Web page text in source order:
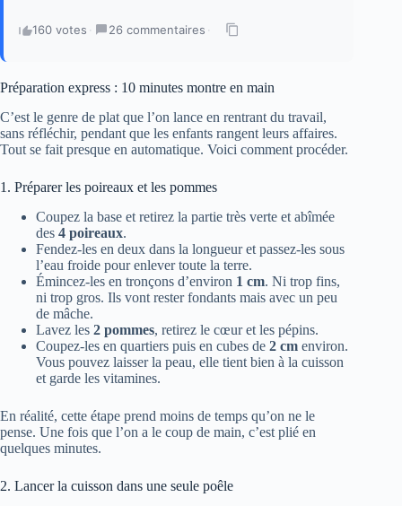
160 votes · 26 commentaires ·
Préparation express : 10 minutes montre en main
C’est le genre de plat que l’on lance en rentrant du travail,
sans réfléchir, pendant que les enfants rangent leurs affaires.
Tout se fait presque en automatique. Voici comment procéder.
1. Préparer les poireaux et les pommes
Coupez la base et retirez la partie très verte et abîmée
des 4 poireaux.
Fendez-les en deux dans la longueur et passez-les sous
l’eau froide pour enlever toute la terre.
Émincez-les en tronçons d’environ 1 cm. Ni trop fins,
ni trop gros. Ils vont rester fondants mais avec un peu
de mâche.
Lavez les 2 pommes, retirez le cœur et les pépins.
Coupez-les en quartiers puis en cubes de 2 cm environ.
Vous pouvez laisser la peau, elle tient bien à la cuisson
et garde les vitamines.
En réalité, cette étape prend moins de temps qu’on ne le
pense. Une fois que l’on a le coup de main, c’est plié en
quelques minutes.
2. Lancer la cuisson dans une seule poêle